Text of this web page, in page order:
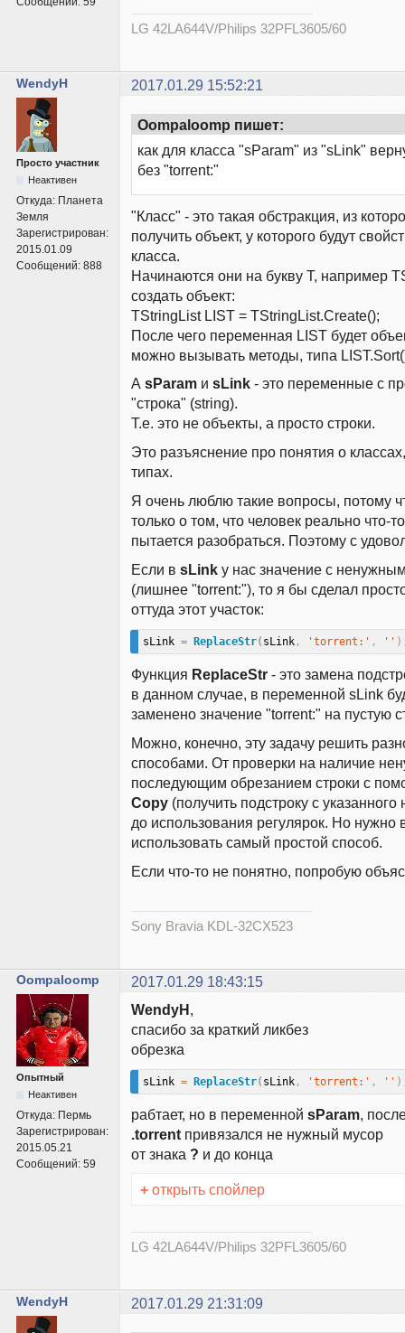
LG 42LA644V/Philips 32PFL3605/60
WendyH 2017.01.29 15:52:21
Просто участник
Неактивен
Откуда: Планета
Земля
Зарегистрирован:
2015.01.09
Сообщений: 888
Oompaloomp пишет:
как для класса "sParam" из "sLink"
без "torrent:"
"Класс" - это такая обстракция, из
получить объект, у которого будут
класса.
Начинаются они на букву T, например
создать объект:
TStringList LIST = TStringList.Create();
После чего переменная LIST будет
можно вызывать методы, типа
А sParam и sLink - это переменные с
"строка" (string).
Т.е. это не объекты, а просто строки.
Это разъяснение про понятия о
типах.
Я очень люблю такие вопросы, потому
только о том, что человек реально что-
пытается разобраться. Поэтому с
Если в sLink у нас значение с
(лишнее "torrent:"), то я бы сделал
оттуда этот участок:
sLink = ReplaceStr( sLink, 'torrent:' , '' )
Функция ReplaceStr - это замена
в данном случае, в переменной sLink
заменено значение "torrent:" на пустую
Можно, конечно, эту задачу решить
способами. От проверки на наличие
последующим обрезанием строки с
Copy (получить подстроку с
до использования регулярок. Но нужно
использовать самый простой способ.
Если что-то не понятно, попробую
Sony Bravia KDL-32CX523
Oompaloomp 2017.01.29 18:43:15
Опытный
Неактивен
Откуда: Пермь
Зарегистрирован:
2015.05.21
Сообщений: 59
WendyH ,
спасибо за краткий ликбез
обрезка
sLink = ReplaceStr( sLink, 'torrent:' , '' )
рабтает, но в переменной sParam,
.torrent привязался не нужный мусор
от знака ? и до конца
+ открыть спойлер
LG 42LA644V/Philips 32PFL3605/60
WendyH 2017.01.29 21:31:09